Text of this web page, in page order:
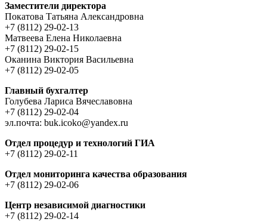
Заместители директора
Покатова Татьяна Александровна
+7 (8112) 29-02-13
Матвеева Елена Николаевна
+7 (8112) 29-02-15
Оканина Виктория Васильевна
+7 (8112) 29-02-05
Главный бухгалтер
Голубева Лариса Вячеславовна
+7 (8112) 29-02-04
эл.почта: buk.icoko@yandex.ru
Отдел процедур и технологий ГИА
+7 (8112) 29-02-11
Отдел мониторинга качества образования
+7 (8112) 29-02-06
Центр независимой диагностики
+7 (8112) 29-02-14